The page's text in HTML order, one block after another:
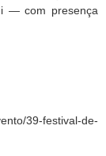
— com presença
39-festival-de-